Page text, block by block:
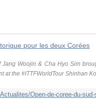
pour les deux Corées
Woojin & Cha Hyo Sim
at the #ITTFWorldTour Shinhan